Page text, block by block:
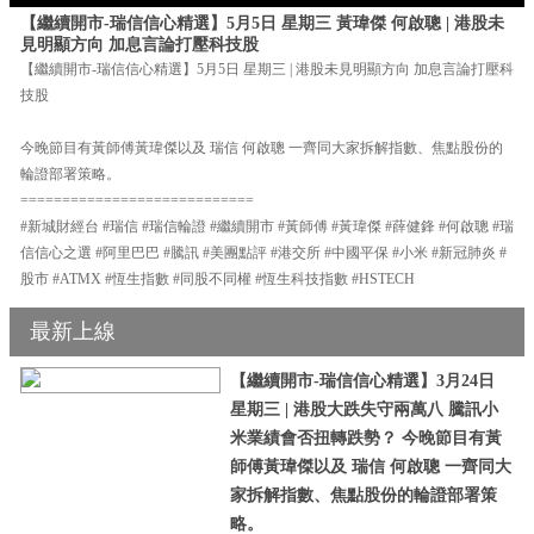
【繼續開市-瑞信信心精選】5月5日 星期三 黃瑋傑 何啟聰 | 港股未
見明顯方向 加息言論打壓科技股
【繼續開市-瑞信信心精選】5月5日 星期三 | 港股未見明顯方向 加息言論打壓科
技股
今晚節目有黃師傅黃瑋傑以及 瑞信 何啟聰 一齊同大家拆解指數、焦點股份的
輪證部署策略。
============================
#新城財經台 #瑞信 #瑞信輪證 #繼續開市 #黃師傅 #黃瑋傑 #薛健鋒 #何啟聰 #瑞
信信心之選 #阿里巴巴 #騰訊 #美團點評 #港交所 #中國平保 #小米 #新冠肺炎 #
股市 #ATMX #恆生指數 #同股不同權 #恆生科技指數 #HSTECH
最新上線
【繼續開市-瑞信信心精選】3月24日
星期三 | 港股大跌失守兩萬八 騰訊小
米業績會否扭轉跌勢？ 今晚節目有黃
師傅黃瑋傑以及 瑞信 何啟聰 一齊同大
家拆解指數、焦點股份的輪證部署策
略。